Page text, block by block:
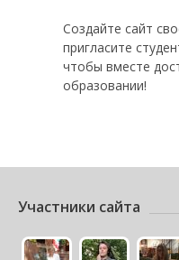
Создайте сайт
пригласите
чтобы вместе
образовании!
Участники сайта